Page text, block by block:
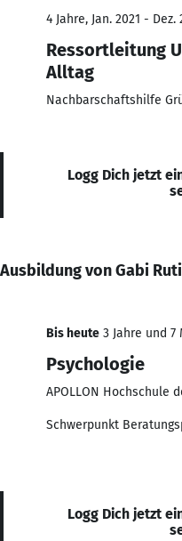
4 Jahre, Jan. 2021 - Dez.
Ressortleitung
Alltag
Nachbarschaftshilfe
Logg Dich jetzt
Ausbildung von Gabi
Bis heute 3 Jahre und 7
Psychologie
APOLLON Hochschule
Schwerpunkt
Logg Dich jetzt